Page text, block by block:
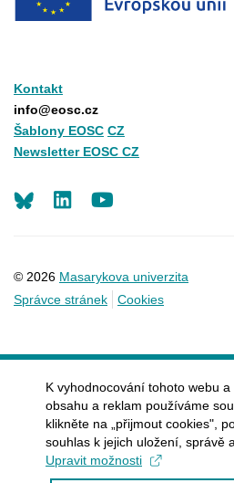
Kontakt
info@eosc.cz
Šablony EOSC CZ
Newsletter EOSC CZ
© 2026 Masarykova univerzita
Správce stránek
Cookies
LinkedIn
K vyhodnocování tohoto webu
obsahu a reklam používáme
klikněte na „přijmout cookies",
souhlas k jejich uložení, správě
Upravit možnosti